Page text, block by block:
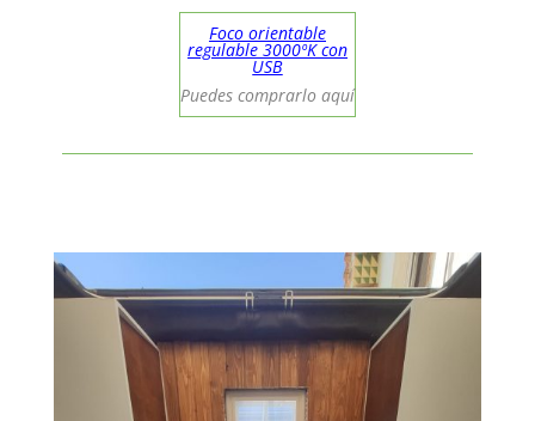
Foco orientable
regulable 3000ºK con
USB
Puedes comprarlo aquí